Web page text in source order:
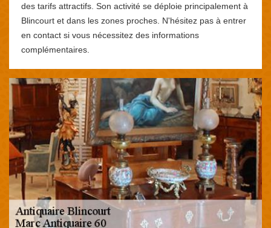
des tarifs attractifs. Son activité se déploie principalement à
Blincourt et dans les zones proches. N'hésitez pas à entrer
en contact si vous nécessitez des informations
complémentaires.